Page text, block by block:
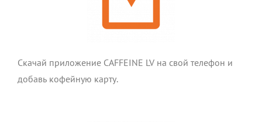
Скачай приложение CAFFEINE LV на свой телефон и
добавь кофейную карту.